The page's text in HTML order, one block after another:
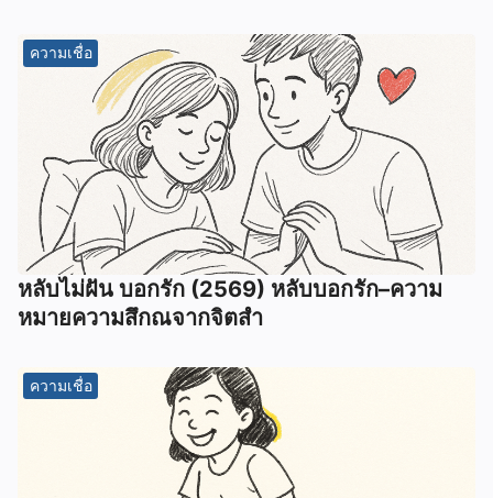
ความเชื่อ
หลับไม่ฝัน บอกรัก (2569) หลับบอกรัก–ความ
หมายความสึกณจากจิตสำ
ความเชื่อ